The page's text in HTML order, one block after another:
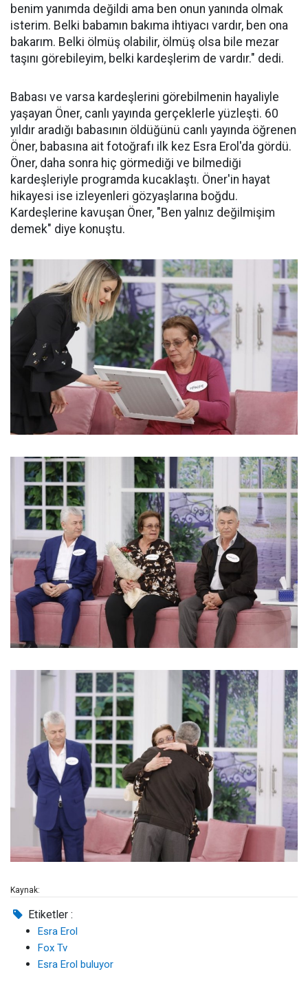
benim yanımda değildi ama ben onun yanında olmak
isterim. Belki babamın bakıma ihtiyacı vardır, ben ona
bakarım. Belki ölmüş olabilir, ölmüş olsa bile mezar
taşını görebileyim, belki kardeşlerim de vardır." dedi.
Babası ve varsa kardeşlerini görebilmenin hayaliyle
yaşayan Öner, canlı yayında gerçeklerle yüzleşti. 60
yıldır aradığı babasının öldüğünü canlı yayında öğrenen
Öner, babasına ait fotoğrafı ilk kez Esra Erol'da gördü.
Öner, daha sonra hiç görmediği ve bilmediği
kardeşleriyle programda kucaklaştı. Öner'in hayat
hikayesi ise izleyenleri gözyaşlarına boğdu.
Kardeşlerine kavuşan Öner, "Ben yalnız değilmişim
demek" diye konuştu.
Kaynak:
Etiketler :
Esra Erol
Fox Tv
Esra Erol buluyor